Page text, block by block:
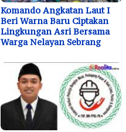
Komando Angkatan Laut I
Beri Warna Baru Ciptakan
Lingkungan Asri Bersama
Warga Nelayan Sebrang